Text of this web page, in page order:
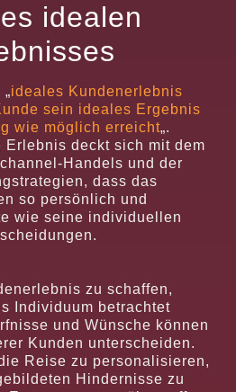
idealen
ideales Kundenerlebnis
sein ideales Ergebnis
wie möglich erreicht„.
Erlebnis deckt sich mit dem
Handels und der
dass das
so persönlich und
wie seine individuellen
zu schaffen,
Individuum betrachtet
und Wünsche können
Kunden unterscheiden.
Reise zu personalisieren,
Hindernisse zu